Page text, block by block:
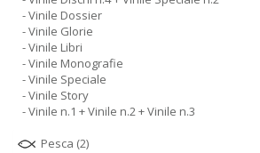
- Vinile Dossier
- Vinile Glorie
- Vinile Libri
- Vinile Monografie
- Vinile Speciale
- Vinile Story
- Vinile n.1 + Vinile n.2 + Vinile n.3
Pesca (2)